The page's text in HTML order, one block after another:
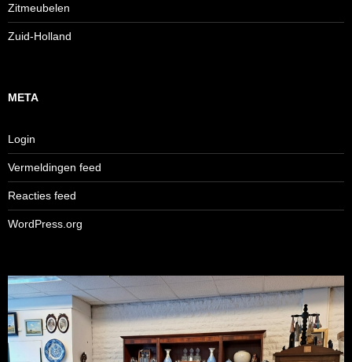
Zitmeubelen
Zuid-Holland
META
Login
Vermeldingen feed
Reacties feed
WordPress.org